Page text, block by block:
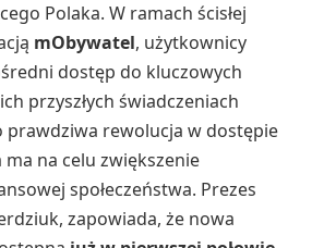
Polaka. W ramach ścisłej
mObywatel, użytkownicy
dostęp do kluczowych
przyszłych świadczeniach
prawdziwa rewolucja w dostępie
na celu zwiększenie
społeczeństwa. Prezes
zapowiada, że nowa